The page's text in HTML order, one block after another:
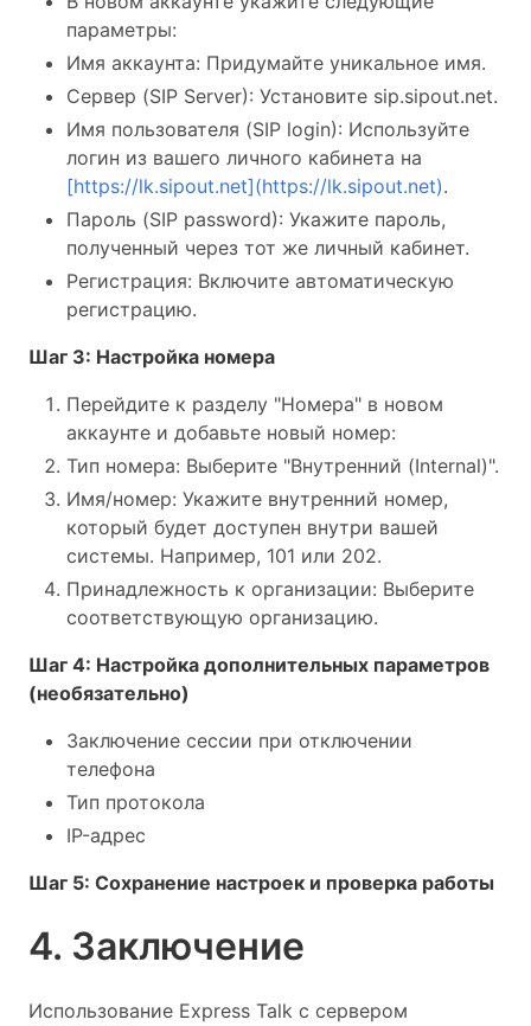
параметры:
Имя аккаунта: Придумайте уникальное имя.
Сервер (SIP Server): Установите sip.sipout.net.
Имя пользователя (SIP login): Используйте
логин из вашего личного кабинета на
[https://lk.sipout.net](https://lk.sipout.net).
Пароль (SIP password): Укажите пароль,
полученный через тот же личный кабинет.
Регистрация: Включите автоматическую
регистрацию.
Шаг 3: Настройка номера
Перейдите к разделу "Номера" в новом
аккаунте и добавьте новый номер:
Тип номера: Выберите "Внутренний (Internal)".
Имя/номер: Укажите внутренний номер,
который будет доступен внутри вашей
системы. Например, 101 или 202.
Принадлежность к организации: Выберите
соответствующую организацию.
Шаг 4: Настройка дополнительных параметров
(необязательно)
Заключение сессии при отключении
телефона
Тип протокола
IP-адрес
Шаг 5: Сохранение настроек и проверка работы
4. Заключение
Использование Express Talk с сервером